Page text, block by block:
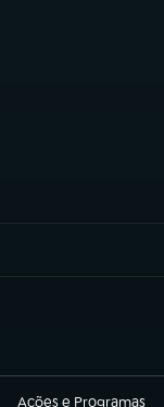
Ações e Programas